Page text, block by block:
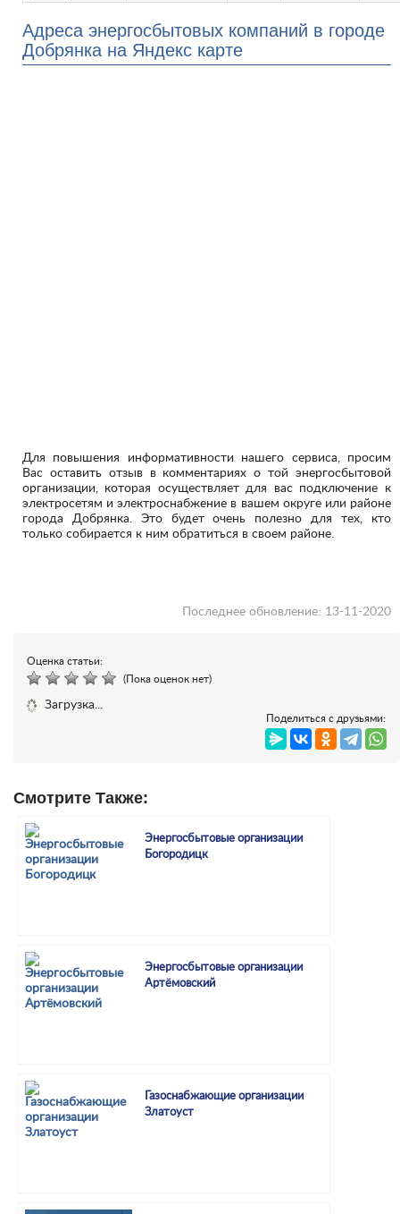
Адреса энергосбытовых компаний в городе
Добрянка на Яндекс карте
Для повышения информативности нашего сервиса, просим
Вас оставить отзыв в комментариях о той энергосбытовой
организации, которая осуществляет для вас подключение к
электросетям и электроснабжение в вашем округе или районе
города Добрянка. Это будет очень полезно для тех, кто
только собирается к ним обратиться в своем районе.
Последнее обновление: 13-11-2020
Оценка статьи:
(Пока оценок нет)
Загрузка...
Поделиться с друзьями:
Смотрите Также:
Энергосбытовые организации
Богородицк
Энергосбытовые организации
Артёмовский
Газоснабжающие организации
Златоуст